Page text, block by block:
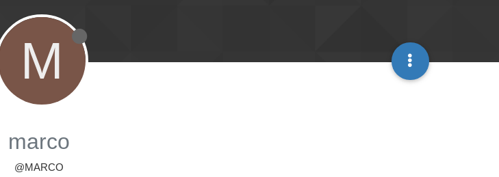
M
marco
@MARCO